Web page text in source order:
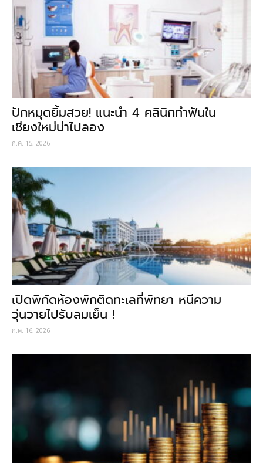
ปักหมุดยิ้มสวย! แนะนำ 4 คลินิกทำฟันใน
เชียงใหม่น่าไปลอง
ก.ค. 15, 2026
เปิดพิกัดห้องพักติดทะเลที่พัทยา หนีความ
วุ่นวายไปรับลมเย็น !
ก.ค. 16, 2026